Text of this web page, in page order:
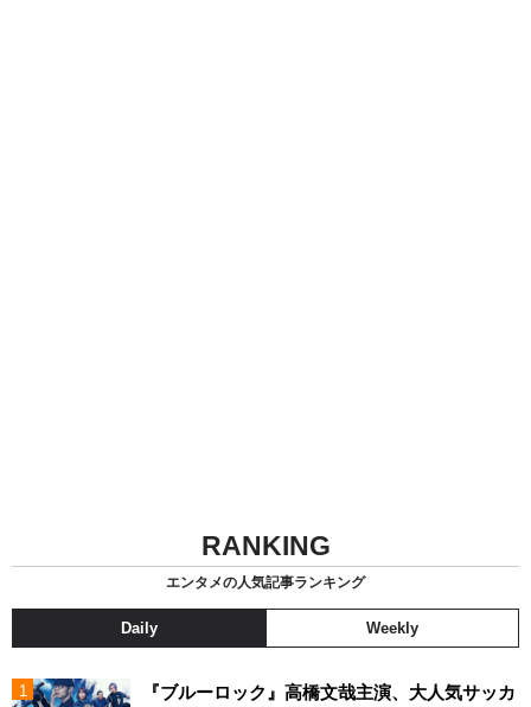
RANKING
エンタメの人気記事ランキング
Daily Weekly
『ブルーロック』高橋文哉主演、大人気サッカ